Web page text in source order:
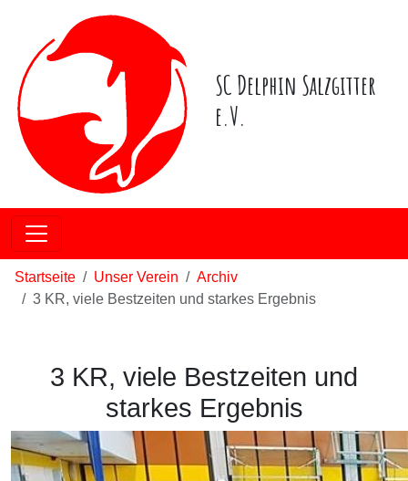
SC Delphin Salzgitter
e.V.
Startseite Unser Verein
Archiv
3 KR, viele Bestzeiten und starkes Ergebnis
3 KR, viele Bestzeiten und
starkes Ergebnis